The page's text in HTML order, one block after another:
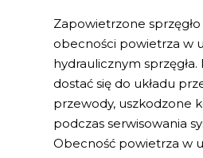
Zapowietrzone
obecności powietrza w
hydraulicznym
dostać się do układu
przewody, uszkodzone
podczas serwisowania
Obecność powietrza w